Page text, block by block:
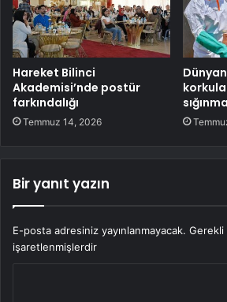
Hareket Bilinci
Akademisi’nde postür
farkındalığı
Temmuz 14, 2026
Bir yanıt yazın
E-posta adresiniz yayınlanmayacak. Gerekli
işaretlenmişlerdir